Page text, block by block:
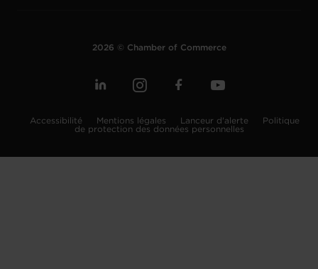
2026 © Chamber of Commerce
Accessibilité Mentions légales Lanceur d'alerte
Politique
de protection des données personnelles